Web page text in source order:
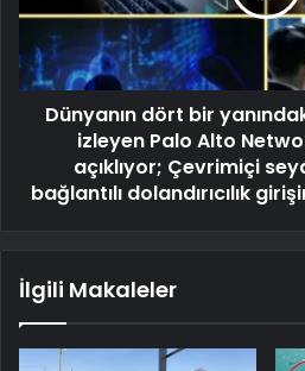
Dünyanın dört bir
izleyen Palo Alto
açıklıyor; Çevrimiçi
bağlantılı dolandırıcılık
İlgili Makaleler